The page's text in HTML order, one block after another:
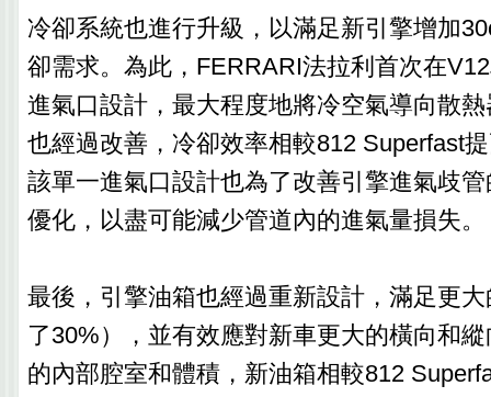
冷卻系統也進行升級，以滿足新引擎增加
卻需求。為此，FERRARI法拉利首次在
進氣口設計，最大程度地將冷空氣導向散
也經過改善，冷卻效率相較812 Superfast
該單一進氣口設計也為了改善引擎進氣歧
優化，以盡可能減少管道內的進氣量損失。
最後，引擎油箱也經過重新設計，滿足更
了30%），並有效應對新車更大的橫向和
的內部腔室和體積，新油箱相較812